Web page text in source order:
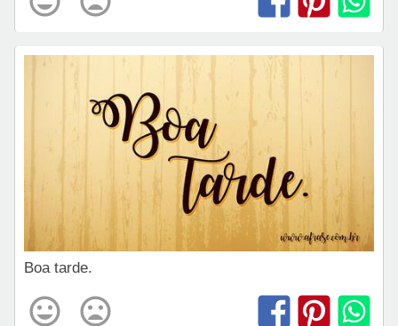
Boa tarde.